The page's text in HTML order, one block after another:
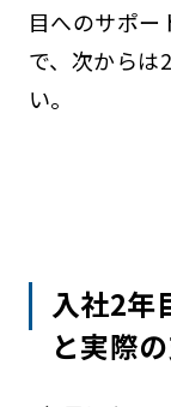
目へのサポー
で、次からは
い。
入社2年
と実際